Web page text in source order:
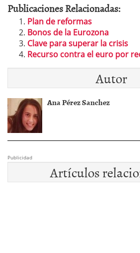
Publicaciones Relacionadas:
Plan de reformas
Bonos de la Eurozona
Clave para superar la crisis
Recurso contra el euro por
Autor
Ana Pérez Sanchez
Publicidad
Artículos